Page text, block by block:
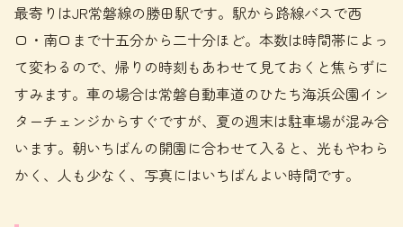
最寄りはJR常磐線の勝田駅です。駅から路線バスで西
口・南口まで十五分から二十分ほど。本数は時間帯によっ
て変わるので、帰りの時刻もあわせて見ておくと焦らずに
すみます。車の場合は常磐自動車道のひたち海浜公園イン
ターチェンジからすぐですが、夏の週末は駐車場が混み合
います。朝いちばんの開園に合わせて入ると、光もやわら
かく、人も少なく、写真にはいちばんよい時間です。